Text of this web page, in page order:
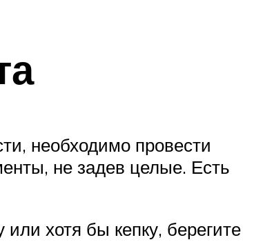
необходимо провести
не задев целые. Есть
хотя бы кепку, берегите